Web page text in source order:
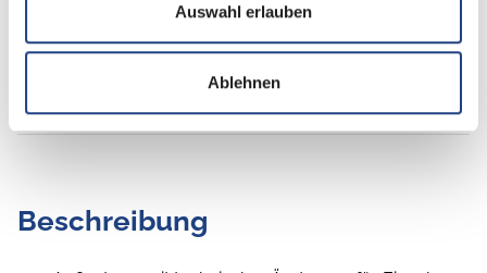
Auswahl erlauben
Ablehnen
Beschreibung